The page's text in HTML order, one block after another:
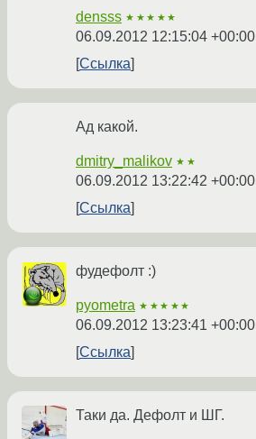
densss ★★★★★
06.09.2012 12:15:04 +00:00
Ссылка
Ад какой.
dmitry_malikov ★★
06.09.2012 13:22:42 +00:00
Ссылка
фудефолт :)
pyometra ★★★★★
06.09.2012 13:23:41 +00:00
Ссылка
Таки да. Дефолт и ШГ.